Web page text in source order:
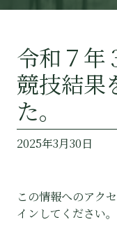
令和７
競技結果
た。
2025年3月30日
この情報へのアク
インしてください。